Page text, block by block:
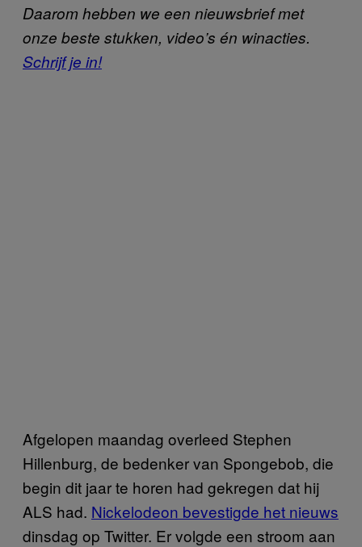
Daarom hebben we een nieuwsbrief met
onze beste stukken, video’s én winacties.
Schrijf je in!
Afgelopen maandag overleed Stephen
Hillenburg, de bedenker van Spongebob, die
begin dit jaar te horen had gekregen dat hij
ALS had. Nickelodeon bevestigde het nieuws
dinsdag op Twitter. Er volgde een stroom aan